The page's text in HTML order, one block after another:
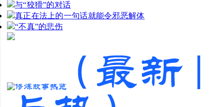
与“狡猾”的对话
真正在法上的一句话就能令邪恶解体
“不真”的悲伤